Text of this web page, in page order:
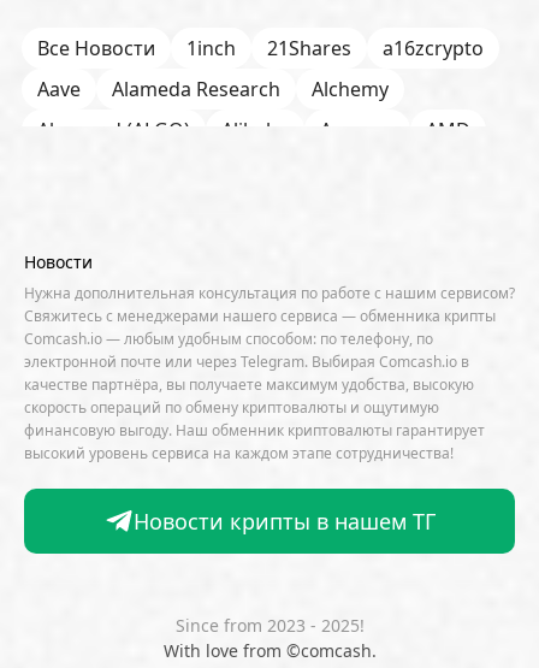
Все Новости 1inch 21Shares
a16zcrypto
Aave
Alameda Research
Alchemy
Algorand (ALGO)
Alibaba Amazon
AMD
Aster
Binance
BIS Bitcoin Core
Bitcoin Pizza Day
Bitfarms
Bitfinex Bitget
Bithumb
BitMEX
BitOK Bitwise BlackRock
Block
Bloomberg
BNB Chain
BNP Paribas
Börse Stuttgart
BTCFi Bullish
Bybit
Chainalysis
Chainlink (LINK)
Coinbase CoinDesk
CoinShares ConsenSys
Новости
Нужна дополнительная консультация по работе с нашим сервисом?
Свяжитесь с менеджерами нашего сервиса — обменника крипты
Comcash.io — любым удобным способом: по телефону, по
электронной почте или через Telegram. Выбирая Comcash.io в
качестве партнёра, вы получаете максимум удобства, высокую
скорость операций по обмену криптовалюты и ощутимую
финансовую выгоду. Наш обменник криптовалюты гарантирует
высокий уровень сервиса на каждом этапе сотрудничества!
Новости крипты в нашем ТГ
Since from 2023 - 2025!
With love from ©comcash.